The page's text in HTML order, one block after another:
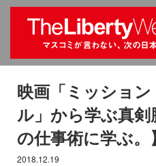
映画「ミッショ
ル」から学ぶ真
の仕事術に学ぶ。】
2018.12.19